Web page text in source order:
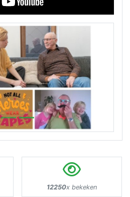
12250x bekeken